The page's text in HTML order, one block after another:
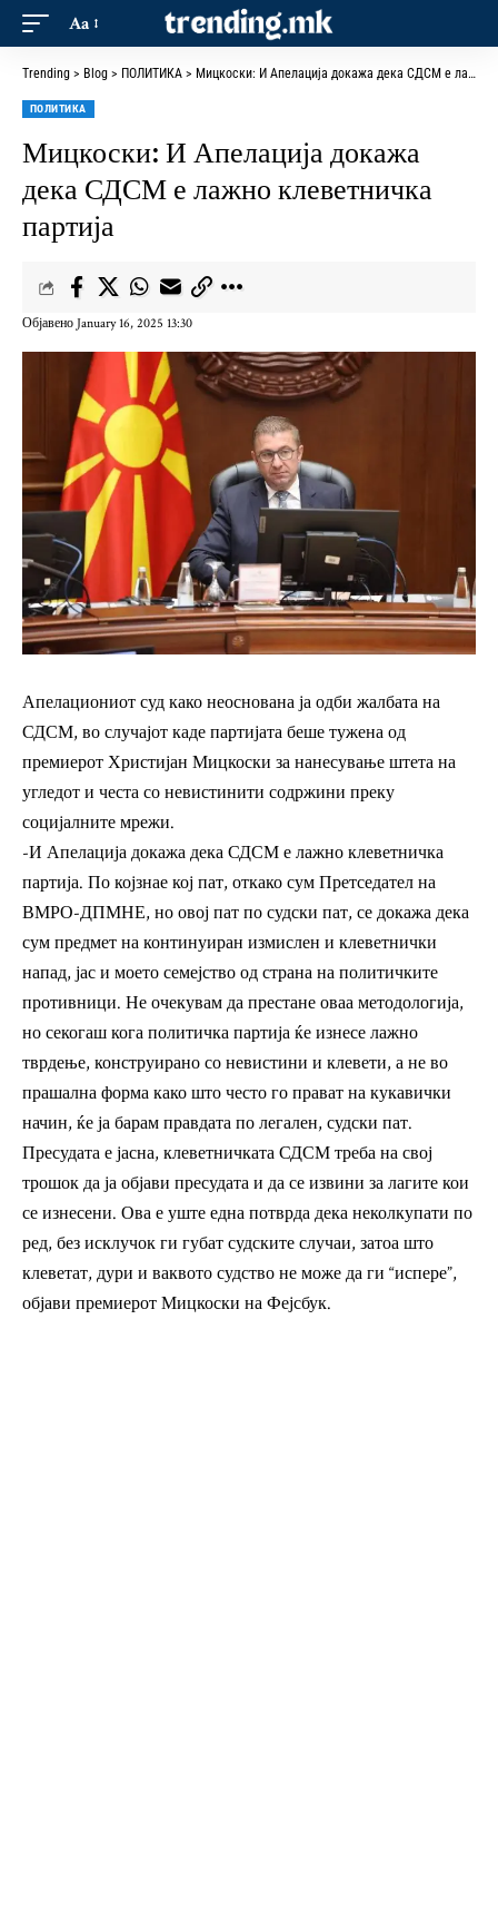
Aa
Trending > Blog > ПОЛИТИКА > Мицкоски: И Апелација докажа дека СДСМ е лажно клеветничка партија
ПОЛИТИКА
Мицкоски: И Апелација докажа
дека СДСМ е лажно клеветничка
партија
Објавено January 16, 2025 13:30
Апелациониот суд како неоснована ја одби жалбата на
СДСМ, во случајот каде партијата беше тужена од
премиерот Христијан Мицкоски за нанесување штета на
угледот и честа со невистинити содржини преку
социјалните мрежи.
-И Апелација докажа дека СДСМ е лажно клеветничка
партија. По којзнае кој пат, откако сум Претседател на
ВМРО-ДПМНЕ, но овој пат по судски пат, се докажа дека
сум предмет на континуиран измислен и клеветнички
напад, јас и моето семејство од страна на политичките
противници. Не очекувам да престане оваа методологија,
но секогаш кога политичка партија ќе изнесе лажно
тврдење, конструирано со невистини и клевети, а не во
прашална форма како што често го прават на кукавички
начин, ќе ја барам правдата по легален, судски пат.
Пресудата е јасна, клеветничката СДСМ треба на свој
трошок да ја објави пресудата и да се извини за лагите кои
се изнесени. Ова е уште една потврда дека неколкупати по
ред, без исклучок ги губат судските случаи, затоа што
клеветат, дури и ваквото судство не може да ги “испере”,
објави премиерот Мицкоски на Фејсбук.